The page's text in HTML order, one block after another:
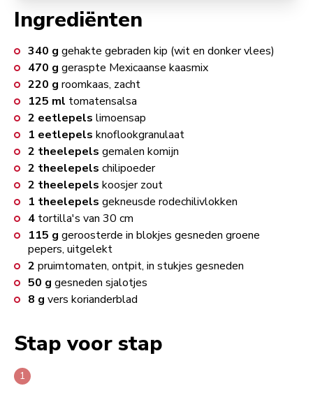
Ingrediënten
340 g gehakte gebraden kip (wit en donker vlees)
470 g geraspte Mexicaanse kaasmix
220 g roomkaas, zacht
125 ml tomatensalsa
2 eetlepels limoensap
1 eetlepels knoflookgranulaat
2 theelepels gemalen komijn
2 theelepels chilipoeder
2 theelepels koosjer zout
1 theelepels gekneusde rodechilivlokken
4 tortilla's van 30 cm
115 g geroosterde in blokjes gesneden groene
pepers, uitgelekt
2 pruimtomaten, ontpit, in stukjes gesneden
50 g gesneden sjalotjes
8 g vers korianderblad
Stap voor stap